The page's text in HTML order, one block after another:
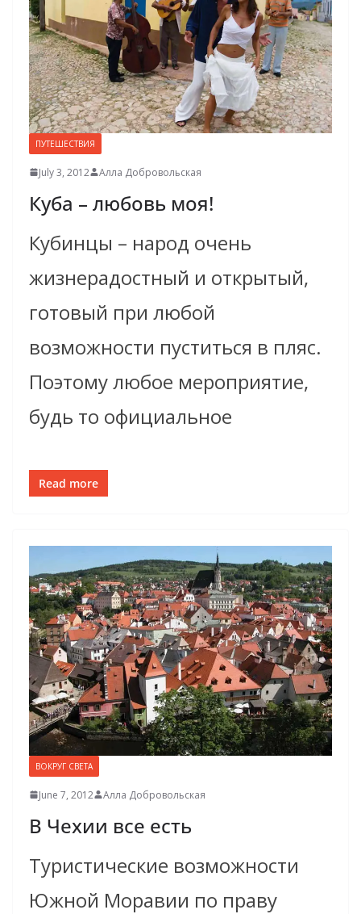
ПУТЕШЕСТВИЯ
July 3, 2012 Алла Добровольская
Куба – любовь моя!
Кубинцы – народ очень
жизнерадостный и открытый,
готовый при любой
возможности пуститься в пляс.
Поэтому любое мероприятие,
будь то официальное
Read more
ВОКРУГ СВЕТА
June 7, 2012 Алла Добровольская
В Чехии все есть
Туристические возможности
Южной Моравии по праву